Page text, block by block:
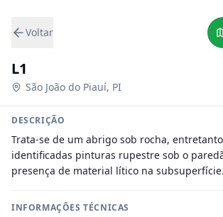
Voltar
L1
São João do Piauí, PI
DESCRIÇÃO
Trata-se de um abrigo sob rocha,
identificadas pinturas rupestre sob o
presença de material lítico na subsuperfície.
INFORMAÇÕES TÉCNICAS